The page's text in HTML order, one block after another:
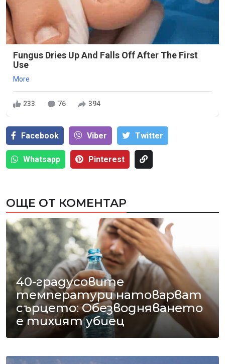
Fungus Dries Up And Falls Off After The First
Use
More
233 76 394
Facebook Viber Тwitter
Whatsapp Pinterest
ОЩЕ ОТ КОМЕНТАР
40-градусовите
температури натоварват
сърцето: Обезводняването
е тихият убиец